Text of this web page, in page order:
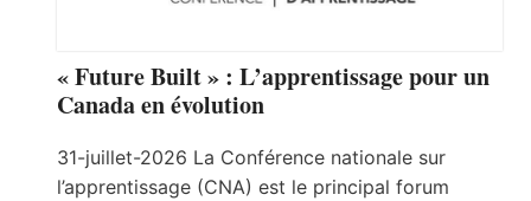
« Future Built » : L’apprentissage pour un
Canada en évolution
31-juillet-2026 La Conférence nationale sur
l’apprentissage (CNA) est le principal forum